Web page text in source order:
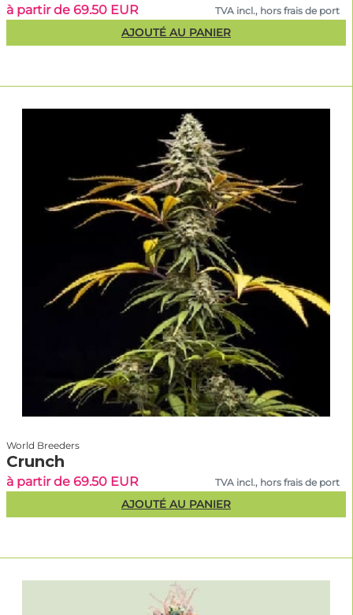
à partir de 69.50 EUR TVA incl., hors frais de port
AJOUTÉ AU PANIER
World Breeders
Crunch
à partir de 69.50 EUR TVA incl., hors frais de port
AJOUTÉ AU PANIER